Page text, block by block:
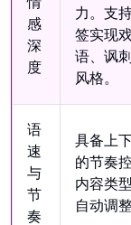
感
深
度
力。支
签实现
语、讽
风格。
语
速
与
节
奏
具备上
的节奏
内容类
自动调